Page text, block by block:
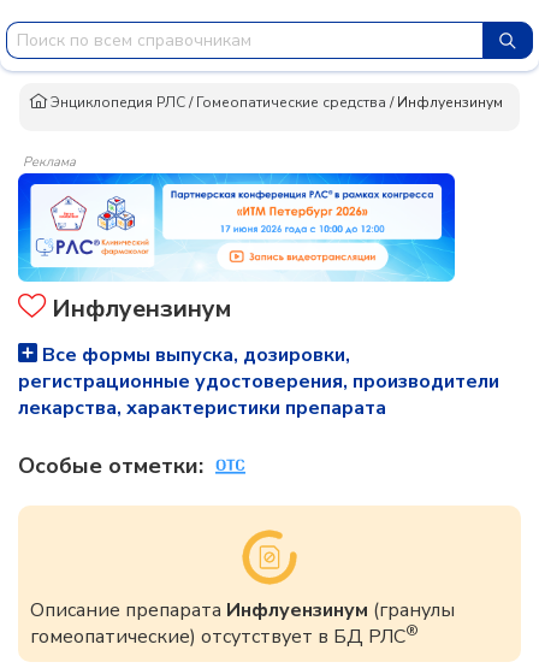
Энциклопедия РЛС/Гомеопатические средства /Инфлуензинум
Реклама
Инфлуензинум
Все формы выпуска, дозировки,
регистрационные удостоверения, производители
лекарства, характеристики препарата
Особые отметки:
Описание препарата Инфлуензинум (гранулы
гомеопатические) отсутствует в БД РЛС®